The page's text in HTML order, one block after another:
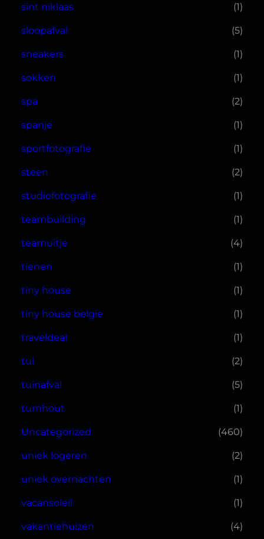
sint niklaas (1)
sloopafval (5)
sneakers (1)
sokken (1)
spa (2)
spanje (1)
sportfotografie (1)
steen (2)
studiofotografie (1)
teambuilding (1)
teamuitje (4)
tienen (1)
tiny house (1)
tiny house belgie (1)
traveldeal (1)
tui (2)
tuinafval (5)
turnhout (1)
Uncategorized (460)
uniek logeren (2)
uniek overnachten (1)
vacansoleil (1)
vakantiehuizen (4)